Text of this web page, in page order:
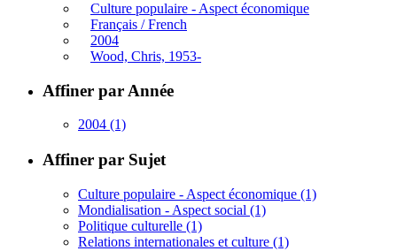
Culture populaire - Aspect économique
Français / French
2004
Wood, Chris, 1953-
Affiner par Année
2004 (1)
Affiner par Sujet
Culture populaire - Aspect économique (1)
Mondialisation - Aspect social (1)
Politique culturelle (1)
Relations internationales et culture (1)